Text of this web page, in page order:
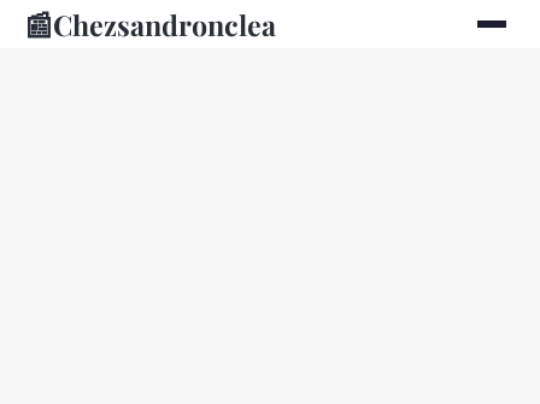
📰Chezsandronclea